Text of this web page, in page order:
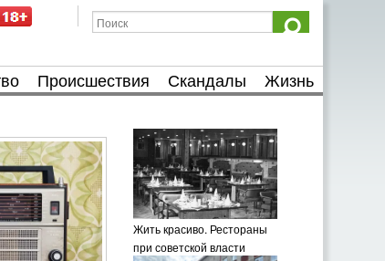
Происшествия Скандалы Жизнь
Жить красиво. Рестораны
при советской власти